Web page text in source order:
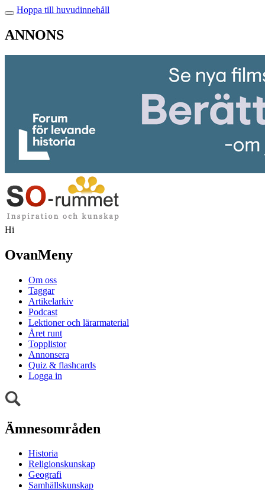
Hoppa till huvudinnehåll
ANNONS
Hi
OvanMeny
Om oss
Taggar
Artikelarkiv
Podcast
Lektioner och lärarmaterial
Året runt
Topplistor
Annonsera
Quiz & flashcards
Logga in
Ämnesområden
Historia
Religionskunskap
Geografi
Samhällskunskap